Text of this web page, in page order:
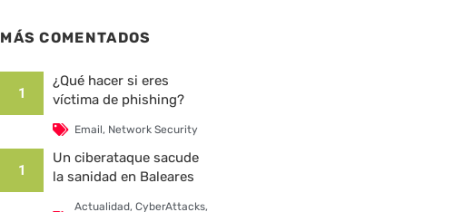
MÁS COMENTADOS
1
¿Qué hacer si eres
víctima de phishing?
Email, Network Security
1
Un ciberataque sacude
la sanidad en Baleares
Actualidad, CyberAttacks,